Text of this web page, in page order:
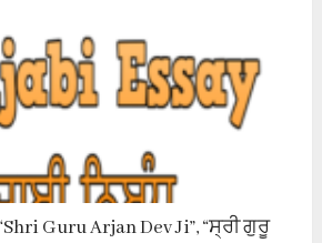
Guru Arjan Dev Ji”, “ਸ੍ਰੀ ਗੁਰੂ